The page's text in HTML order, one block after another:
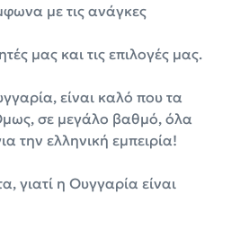
με τις ανάγκες
μας και τις επιλογές μας.
είναι καλό που τα
σε μεγάλο βαθμό, όλα
την ελληνική εμπειρία!
γιατί η Ουγγαρία είναι